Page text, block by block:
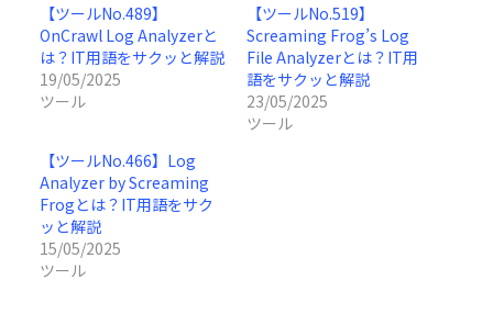
【ツールNo.489】
OnCrawl Log Analyzerと
は？IT用語をサクッと解説
19/05/2025
ツール
【ツールNo.519】
Screaming Frog’s Log
File Analyzerとは？IT用
語をサクッと解説
23/05/2025
ツール
【ツールNo.466】Log
Analyzer by Screaming
Frogとは？IT用語をサク
ッと解説
15/05/2025
ツール